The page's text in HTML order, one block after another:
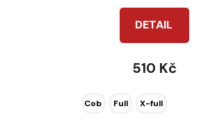
DETAIL
510 Kč
Cob Full X-full